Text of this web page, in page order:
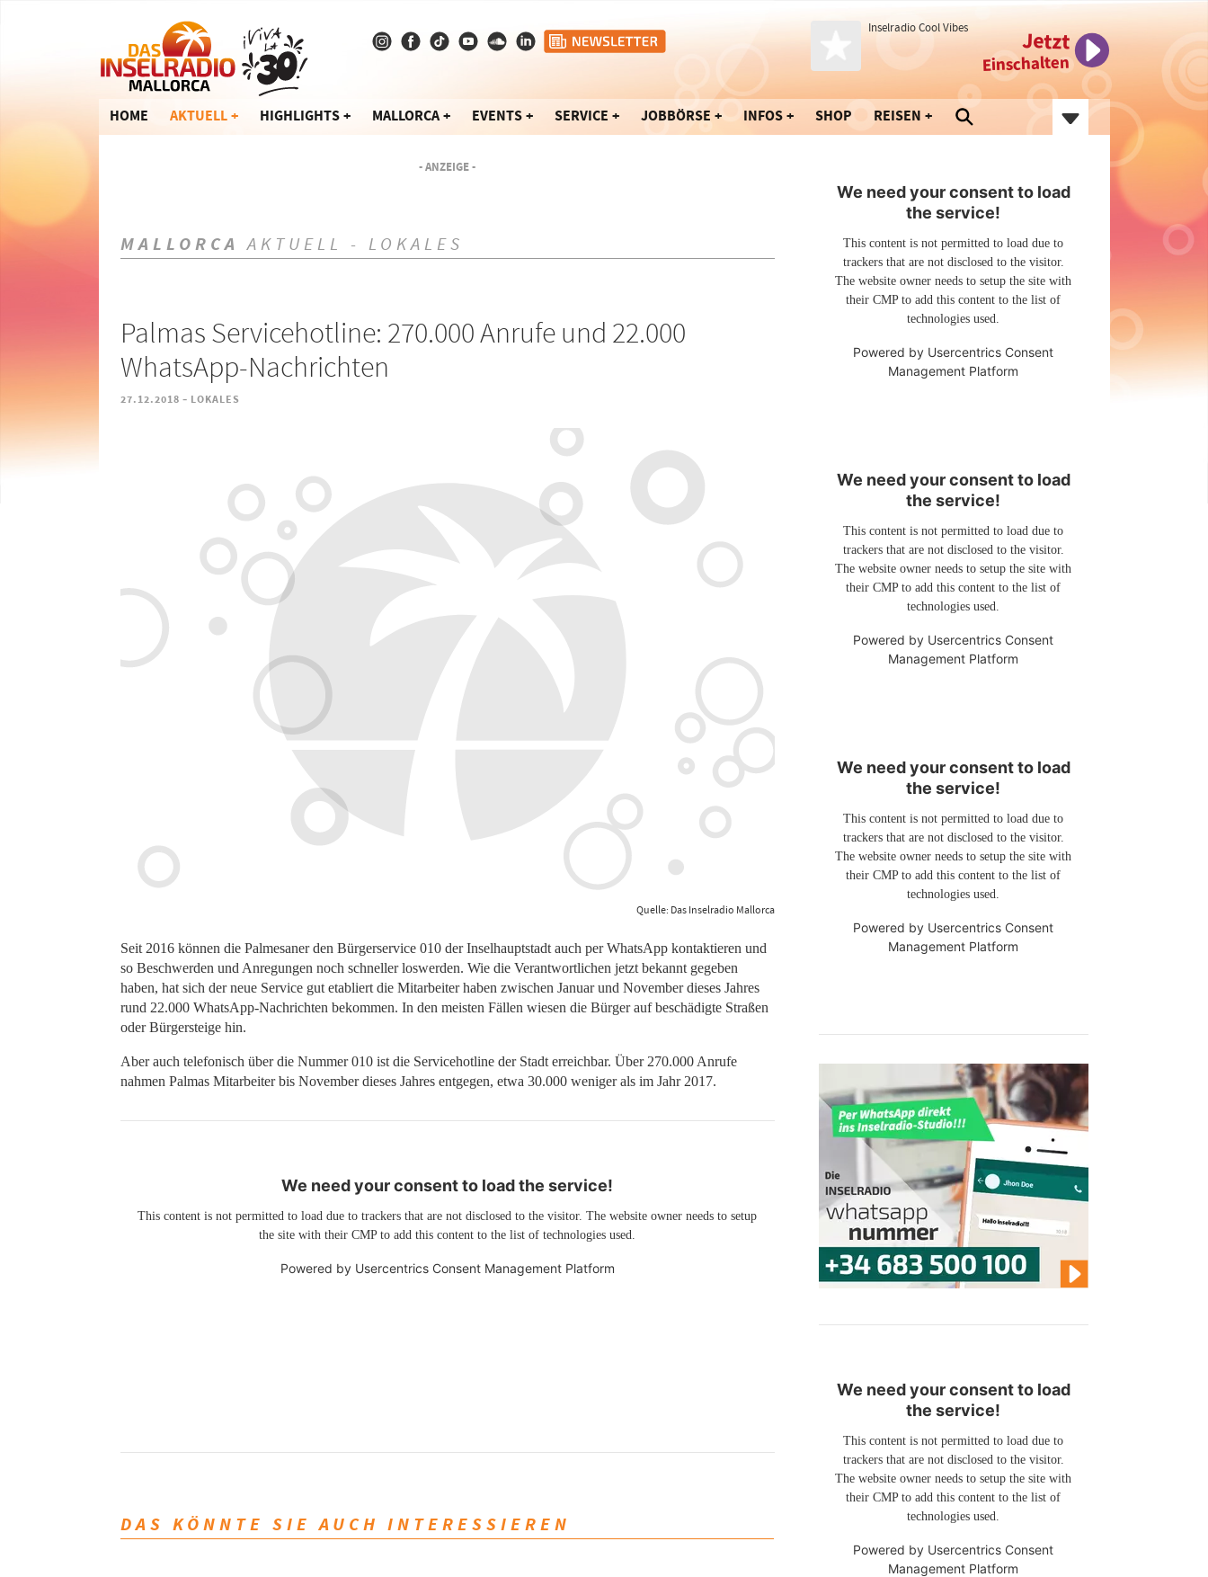
Inselradio Cool Vibes Jetzt
Einschalten
HOME AKTUELL HIGHLIGHTS MALLORCA EVENTS SERVICE JOBBÖRSE INFOS SHOP REISEN
- ANZEIGE -
MALLORCA AKTUELL - LOKALES
Palmas Servicehotline: 270.000 Anrufe und 22.000
WhatsApp-Nachrichten
27.12.2018 - LOKALES
Quelle: Das Inselradio Mallorca
Seit 2016 können die Palmesaner den Bürgerservice 010 der Inselhauptstadt auch per WhatsApp kontaktieren und
so Beschwerden und Anregungen noch schneller loswerden. Wie die Verantwortlichen jetzt bekannt gegeben
haben, hat sich der neue Service gut etabliert die Mitarbeiter haben zwischen Januar und November dieses Jahres
rund 22.000 WhatsApp-Nachrichten bekommen. In den meisten Fällen wiesen die Bürger auf beschädigte Straßen
oder Bürgersteige hin.
Aber auch telefonisch über die Nummer 010 ist die Servicehotline der Stadt erreichbar. Über 270.000 Anrufe
nahmen Palmas Mitarbeiter bis November dieses Jahres entgegen, etwa 30.000 weniger als im Jahr 2017.
We need your consent to load the service!
This content is not permitted to load due to trackers that are not disclosed to the visitor. The website owner needs to setup
the site with their CMP to add this content to the list of technologies used.
Powered by Usercentrics Consent Management Platform
DAS KÖNNTE SIE AUCH INTERESSIEREN
We need your consent to load
the service!
This content is not permitted to load due to
trackers that are not disclosed to the visitor.
The website owner needs to setup the site with
their CMP to add this content to the list of
technologies used.
Powered by Usercentrics Consent
Management Platform
We need your consent to load
the service!
This content is not permitted to load due to
trackers that are not disclosed to the visitor.
The website owner needs to setup the site with
their CMP to add this content to the list of
technologies used.
Powered by Usercentrics Consent
Management Platform
We need your consent to load
the service!
This content is not permitted to load due to
trackers that are not disclosed to the visitor.
The website owner needs to setup the site with
their CMP to add this content to the list of
technologies used.
Powered by Usercentrics Consent
Management Platform
We need your consent to load
the service!
This content is not permitted to load due to
trackers that are not disclosed to the visitor.
The website owner needs to setup the site with
their CMP to add this content to the list of
technologies used.
Powered by Usercentrics Consent
Management Platform